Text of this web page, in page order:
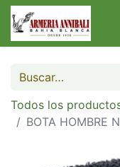
Todos los
BOTA HOMBRE